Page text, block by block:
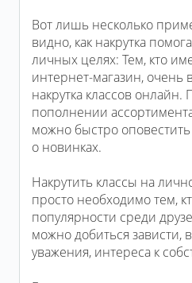
Вот лишь несколько
видно, как накрутка
личных целях: Тем, кто
интернет-магазин, очень
накрутка классов онлайн.
пополнении
можно быстро
о новинках.
Накрутить классы на
просто необходимо тем,
популярности среди
можно добиться зависти,
уважения, интереса к